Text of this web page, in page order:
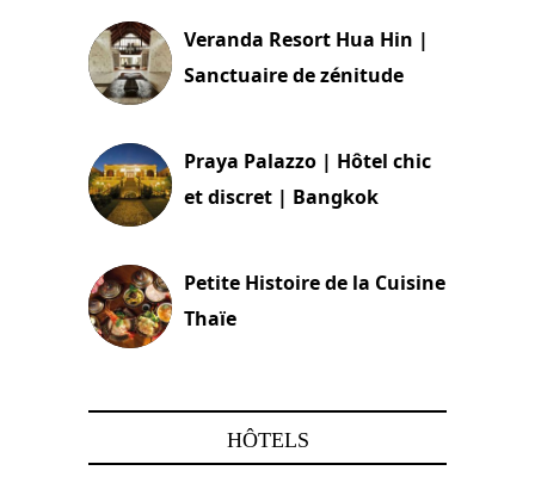
Veranda Resort Hua Hin |
Sanctuaire de zénitude
Praya Palazzo | Hôtel chic
et discret | Bangkok
Petite Histoire de la Cuisine
Thaïe
HÔTELS